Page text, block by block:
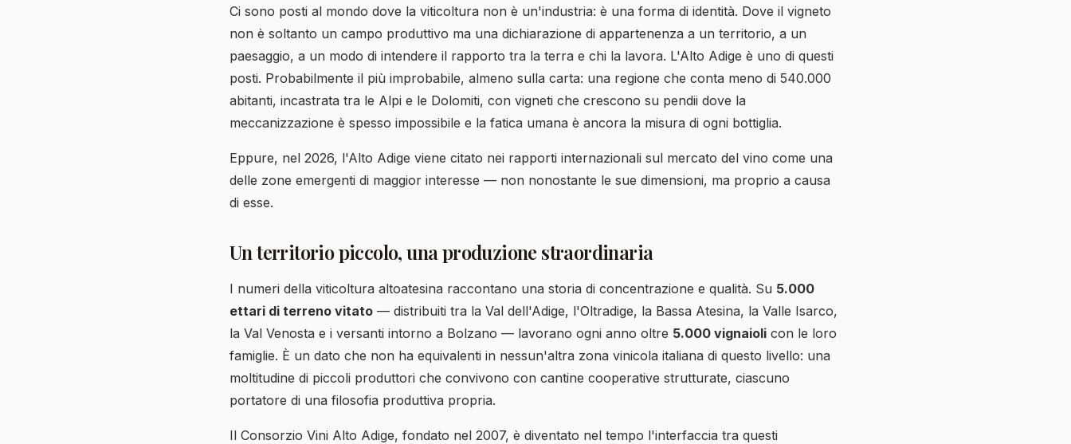
Ci sono posti al mondo dove la viticoltura non è un'industria: è una forma di identità. Dove il vigneto
non è soltanto un campo produttivo ma una dichiarazione di appartenenza a un territorio, a un
paesaggio, a un modo di intendere il rapporto tra la terra e chi la lavora. L'Alto Adige è uno di questi
posti. Probabilmente il più improbabile, almeno sulla carta: una regione che conta meno di 540.000
abitanti, incastrata tra le Alpi e le Dolomiti, con vigneti che crescono su pendii dove la
meccanizzazione è spesso impossibile e la fatica umana è ancora la misura di ogni bottiglia.
Eppure, nel 2026, l'Alto Adige viene citato nei rapporti internazionali sul mercato del vino come una
delle zone emergenti di maggior interesse — non nonostante le sue dimensioni, ma proprio a causa
di esse.
Un territorio piccolo, una produzione straordinaria
I numeri della viticoltura altoatesina raccontano una storia di concentrazione e qualità. Su 5.000
ettari di terreno vitato — distribuiti tra la Val dell'Adige, l'Oltradige, la Bassa Atesina, la Valle Isarco,
la Val Venosta e i versanti intorno a Bolzano — lavorano ogni anno oltre 5.000 vignaioli con le loro
famiglie. È un dato che non ha equivalenti in nessun'altra zona vinicola italiana di questo livello: una
moltitudine di piccoli produttori che convivono con cantine cooperative strutturate, ciascuno
portatore di una filosofia produttiva propria.
Il Consorzio Vini Alto Adige, fondato nel 2007, è diventato nel tempo l'interfaccia tra questi